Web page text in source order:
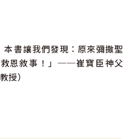
書讓我們發現：原來彌撒聖
恩敘事！」──崔寶臣神父
授）
命之糧』的言論有不同的